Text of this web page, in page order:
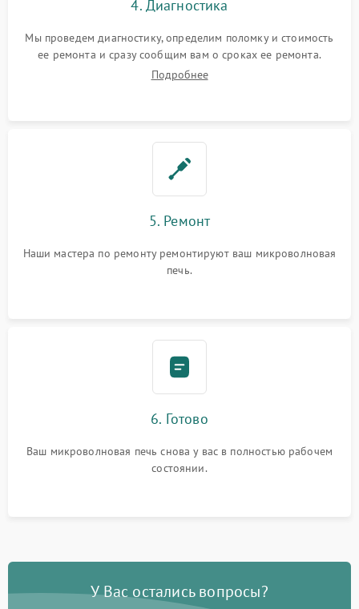
4. Диагностика
Мы проведем диагностику, определим поломку и стоимость
ее ремонта и сразу сообщим вам о сроках ее ремонта.
Подробнее
5. Ремонт
Наши мастера по ремонту ремонтируют ваш микроволновая
печь.
6. Готово
Ваш микроволновая печь снова у вас в полностью рабочем
состоянии.
У Вас остались вопросы?